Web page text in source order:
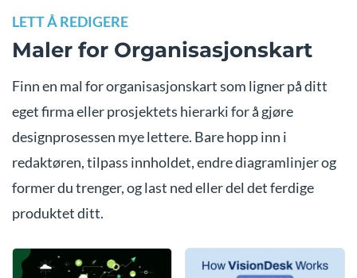
LETT Å REDIGERE
Maler for Organisasjonskart
Finn en mal for organisasjonskart som ligner på ditt
eget firma eller prosjektets hierarki for å gjøre
designprosessen mye lettere. Bare hopp inn i
redaktøren, tilpass innholdet, endre diagramlinjer og
former du trenger, og last ned eller del det ferdige
produktet ditt.